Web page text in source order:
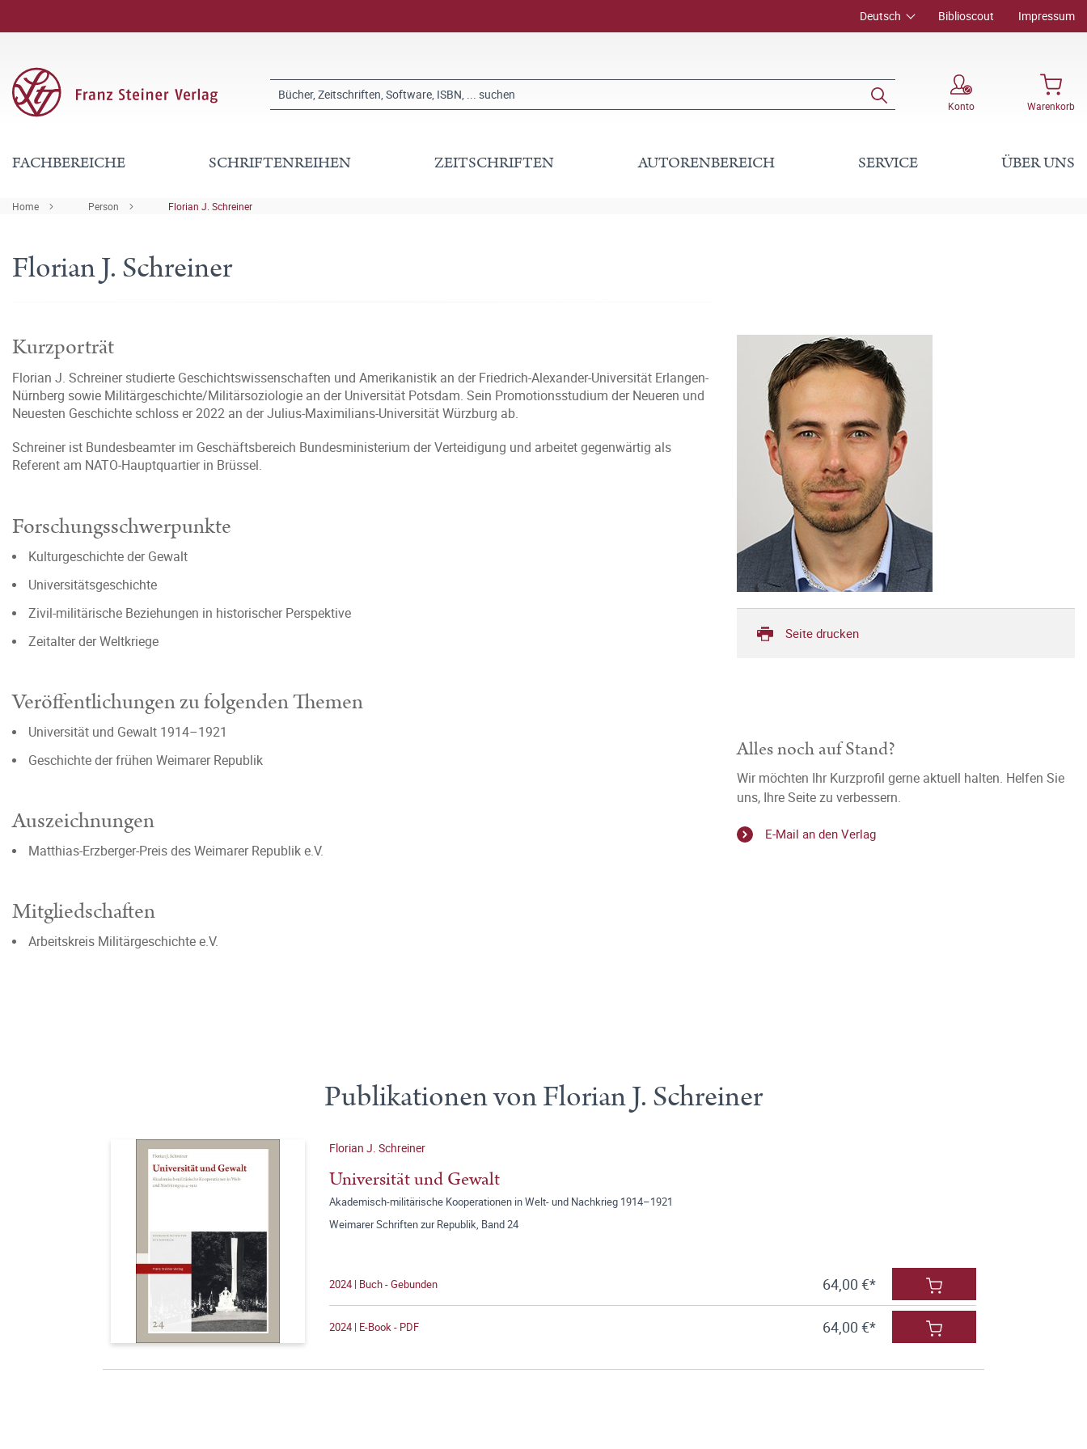
Deutsch Biblioscout Impressum
Konto Warenkorb
FACHBEREICHE SCHRIFTENREIHEN ZEITSCHRIFTEN AUTORENBEREICH SERVICE ÜBER UNS
Home Person Florian J. Schreiner
Florian J. Schreiner
Kurzporträt
Florian J. Schreiner studierte Geschichtswissenschaften und Amerikanistik an der Friedrich-Alexander-Universität Erlangen-
Nürnberg sowie Militärgeschichte/Militärsoziologie an der Universität Potsdam. Sein Promotionsstudium der Neueren und
Neuesten Geschichte schloss er 2022 an der Julius-Maximilians-Universität Würzburg ab.
Schreiner ist Bundesbeamter im Geschäftsbereich Bundesministerium der Verteidigung und arbeitet gegenwärtig als
Referent am NATO-Hauptquartier in Brüssel.
Forschungsschwerpunkte
Kulturgeschichte der Gewalt
Universitätsgeschichte
Zivil-militärische Beziehungen in historischer Perspektive
Zeitalter der Weltkriege
Veröffentlichungen zu folgenden Themen
Universität und Gewalt 1914–1921
Geschichte der frühen Weimarer Republik
Auszeichnungen
Matthias-Erzberger-Preis des Weimarer Republik e.V.
Mitgliedschaften
Arbeitskreis Militärgeschichte e.V.
Seite drucken
Alles noch auf Stand?
Wir möchten Ihr Kurzprofil gerne aktuell halten. Helfen Sie
uns, Ihre Seite zu verbessern.
E-Mail an den Verlag
Publikationen von Florian J. Schreiner
Florian J. Schreiner
Universität und Gewalt
Akademisch-militärische Kooperationen in Welt- und Nachkrieg 1914–1921
Weimarer Schriften zur Republik, Band 24
2024 | Buch - Gebunden 64,00 €*
2024 | E-Book - PDF 64,00 €*